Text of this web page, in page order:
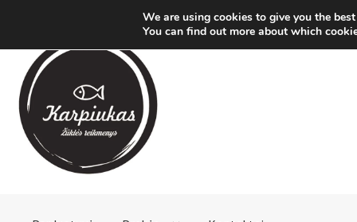
prie
meniu
prie
turinio
We are using cookies to give you the
You can find out more about which